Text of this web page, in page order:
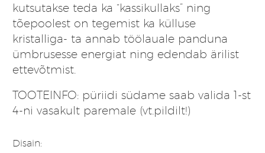
kutsutakse teda ka “kassikullaks” ning
tõepoolest on tegemist ka külluse
kristalliga- ta annab töölauale panduna
ümbrusesse energiat ning edendab ärilist
ettevõtmist.
TOOTEINFO: püriidi südame saab valida 1-st
4-ni vasakult paremale (vt.pildilt!)
Disain